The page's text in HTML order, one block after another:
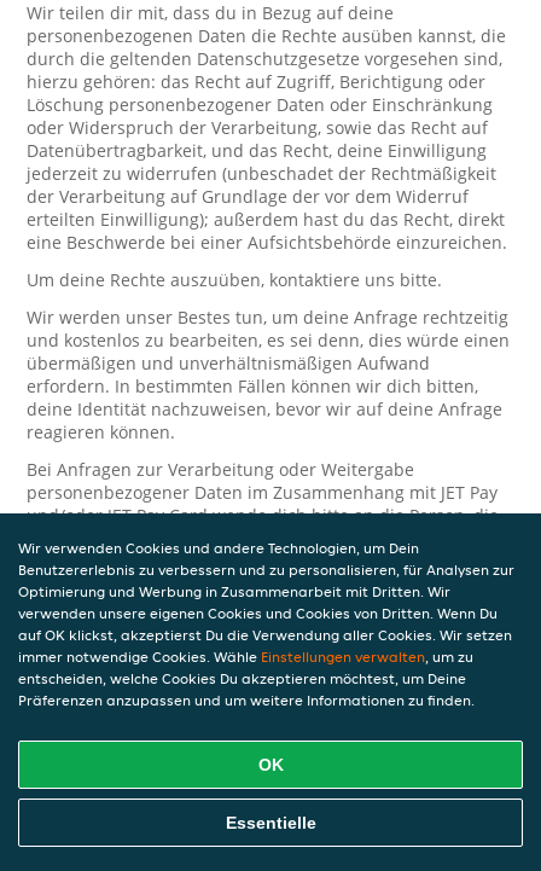
Wir teilen dir mit, dass du in Bezug auf deine
personenbezogenen Daten die Rechte ausüben kannst, die
durch die geltenden Datenschutzgesetze vorgesehen sind,
hierzu gehören: das Recht auf Zugriff, Berichtigung oder
Löschung personenbezogener Daten oder Einschränkung
oder Widerspruch der Verarbeitung, sowie das Recht auf
Datenübertragbarkeit, und das Recht, deine Einwilligung
jederzeit zu widerrufen (unbeschadet der Rechtmäßigkeit
der Verarbeitung auf Grundlage der vor dem Widerruf
erteilten Einwilligung); außerdem hast du das Recht, direkt
eine Beschwerde bei einer Aufsichtsbehörde einzureichen.
Um deine Rechte auszuüben, kontaktiere uns bitte.
Wir werden unser Bestes tun, um deine Anfrage rechtzeitig
und kostenlos zu bearbeiten, es sei denn, dies würde einen
übermäßigen und unverhältnismäßigen Aufwand
erfordern. In bestimmten Fällen können wir dich bitten,
deine Identität nachzuweisen, bevor wir auf deine Anfrage
reagieren können.
Bei Anfragen zur Verarbeitung oder Weitergabe
personenbezogener Daten im Zusammenhang mit JET Pay
und/oder JET Pay Card wende dich bitte an die Person, die
dir das JET Pay-Guthaben gewährt (das kann dein
Arbeitgeber, Geschäftspartner usw. sein). Dies ist
erforderlich, da JET und die Person, die dir das Guthaben
gewährt, eine separate Verantwortung für die Verarbeitung
und den Schutz deiner personenbezogenen Daten haben.
Solltest du weitere Fragen oder Beschwerden in Bezug auf
die Verarbeitung deiner personenbezogenen Daten haben,
kontaktieren wir dich gerne. Wir würden uns auch über
Tipps oder Vorschläge zur Verbesserung unserer Erklärung
Sicherheit
Wir verwenden Cookies und andere Technologien, um Dein
Benutzererlebnis zu verbessern und zu personalisieren, für Analysen zur
Optimierung und Werbung in Zusammenarbeit mit Dritten. Wir
verwenden unsere eigenen Cookies und Cookies von Dritten. Wenn Du
auf OK klickst, akzeptierst Du die Verwendung aller Cookies. Wir setzen
immer notwendige Cookies. Wähle Einstellungen verwalten, um zu
entscheiden, welche Cookies Du akzeptieren möchtest, um Deine
Präferenzen anzupassen und um weitere Informationen zu finden.
OK
Essentielle